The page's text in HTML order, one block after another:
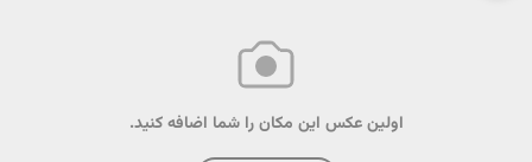
اولین عکس این مکان را شما اضافه کنید.